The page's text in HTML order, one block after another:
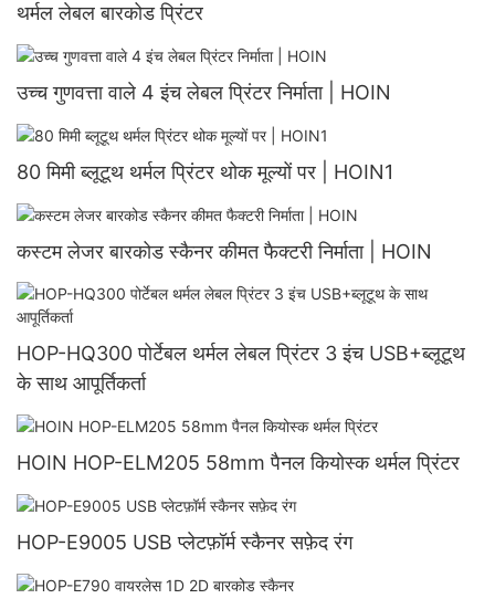
थर्मल लेबल बारकोड प्रिंटर
उच्च गुणवत्ता वाले 4 इंच लेबल प्रिंटर निर्माता | HOIN
80 मिमी ब्लूटूथ थर्मल प्रिंटर थोक मूल्यों पर | HOIN1
कस्टम लेजर बारकोड स्कैनर कीमत फैक्टरी निर्माता | HOIN
HOP-HQ300 पोर्टेबल थर्मल लेबल प्रिंटर 3 इंच USB+ब्लूटूथ
के साथ आपूर्तिकर्ता
HOIN HOP-ELM205 58mm पैनल कियोस्क थर्मल प्रिंटर
HOP-E9005 USB प्लेटफ़ॉर्म स्कैनर सफ़ेद रंग